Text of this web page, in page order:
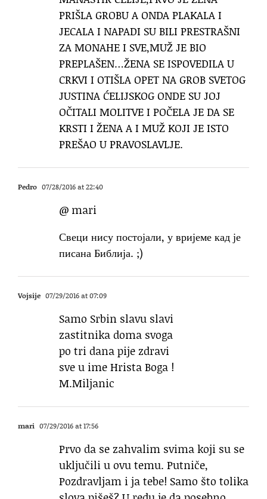
PRIŠLA GROBU A ONDA PLAKALA I
JECALA I NAPADI SU BILI PRESTRAŠNI
ZA MONAHE I SVE,MUŽ JE BIO
PREPLAŠEN…ŽENA SE ISPOVEDILA U
CRKVI I OTIŠLA OPET NA GROB SVETOG
JUSTINA ĆELIJSKOG ONDE SU JOJ
OČITALI MOLITVE I POČELA JE DA SE
KRSTI I ŽENA A I MUŽ KOJI JE ISTO
PREŠAO U PRAVOSLAVLJE.
Pedro 07/28/2016 at 22:40
@ mari
Свеци нису постојали, у вријеме кад је
писана Библија. ;)
Vojsije 07/29/2016 at 07:09
Samo Srbin slavu slavi
zastitnika doma svoga
po tri dana pije zdravi
sve u ime Hrista Boga !
M.Miljanic
mari 07/29/2016 at 17:56
Prvo da se zahvalim svima koji su se
uključili u ovu temu. Putniče,
Pozdravljam i ja tebe! Samo što tolika